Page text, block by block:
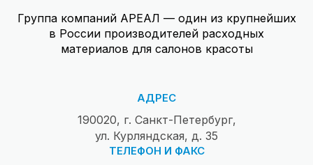
Группа компаний АРЕАЛ — один из крупнейших
в России производителей расходных
материалов для салонов красоты
АДРЕС
190020, г. Санкт-Петербург,
ул. Курляндская, д. 35
ТЕЛЕФОН И ФАКС